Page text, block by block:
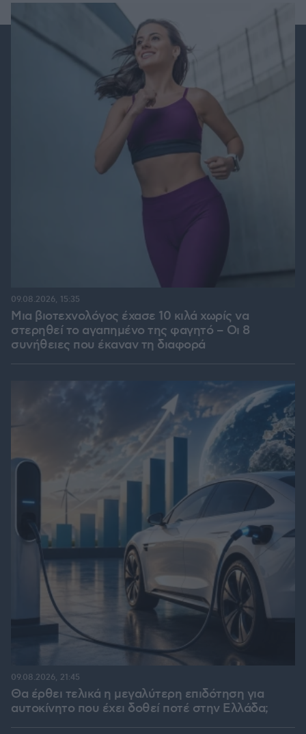
Μια βιοτεχνολόγος έχασε 10 κιλά χωρίς να
στερηθεί το αγαπημένο της φαγητό – Οι 8
συνήθειες που έκαναν τη διαφορά
09.08.2026, 15:35
Θα έρθει τελικά η μεγαλύτερη επιδότηση για
αυτοκίνητο που έχει δοθεί ποτέ στην Ελλάδα;
09.08.2026, 21:45